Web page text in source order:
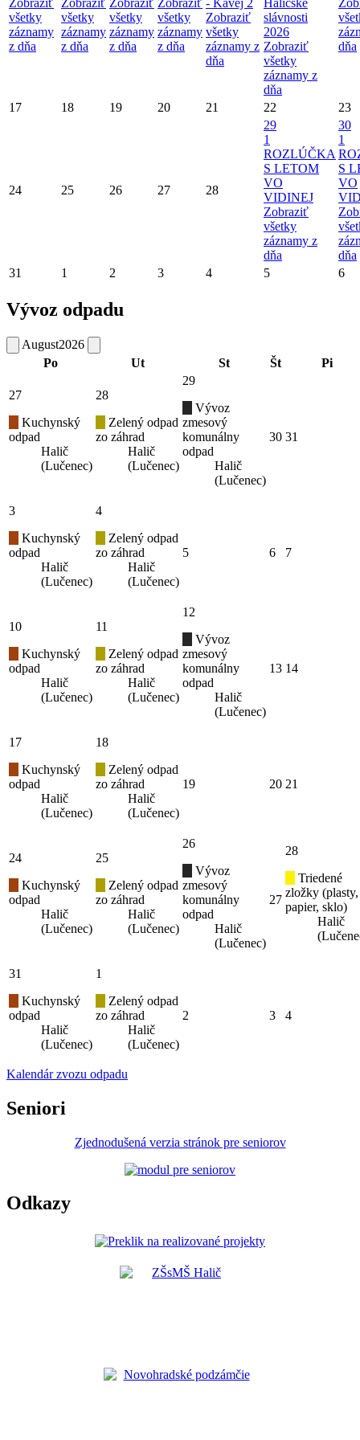
Zobraziť
všetky
záznamy
z dňa
Zobraziť
všetky
záznamy
z dňa
Zobraziť
všetky
záznamy
z dňa
Zobraziť
všetky
záznamy
z dňa
- Kavej 2
Zobraziť
všetky
záznamy z
dňa
Haličské
slávnosti
2026
Zobraziť
všetky
záznamy z
dňa
dňa
17 18 19 20 21 22 23
24 25 26 27 28
29
1
ROZLÚČKA
S LETOM
VO
VIDINEJ
Zobraziť
všetky
záznamy z
dňa
30
1
S
VO
dňa
31
1 2 3 4 5 6
Vývoz odpadu
August2026
Po
Ut St Št Pi
27
Kuchynský
odpad
Halič
(Lučenec)
28
Zelený odpad
zo záhrad
Halič
(Lučenec)
29
Vývoz
zmesový
komunálny
odpad
Halič
(Lučenec)
30 31
3
Kuchynský
odpad
Halič
(Lučenec)
4
Zelený odpad
zo záhrad
Halič
(Lučenec)
5 6 7
10
Kuchynský
odpad
Halič
(Lučenec)
11
Zelený odpad
zo záhrad
Halič
(Lučenec)
12
Vývoz
zmesový
komunálny
odpad
Halič
(Lučenec)
13 14
17
Kuchynský
odpad
Halič
(Lučenec)
18
Zelený odpad
zo záhrad
Halič
(Lučenec)
19 20 21
24
Kuchynský
odpad
Halič
(Lučenec)
25
Zelený odpad
zo záhrad
Halič
(Lučenec)
26
Vývoz
zmesový
komunálny
odpad
Halič
(Lučenec)
27
28
Triedené
zložky (plasty,
papier, sklo)
Halič
31
Kuchynský
odpad
Halič
(Lučenec)
1
Zelený odpad
zo záhrad
Halič
(Lučenec)
2 3 4
Kalendár zvozu odpadu
Seniori
Zjednodušená verzia stránok pre seniorov
Odkazy